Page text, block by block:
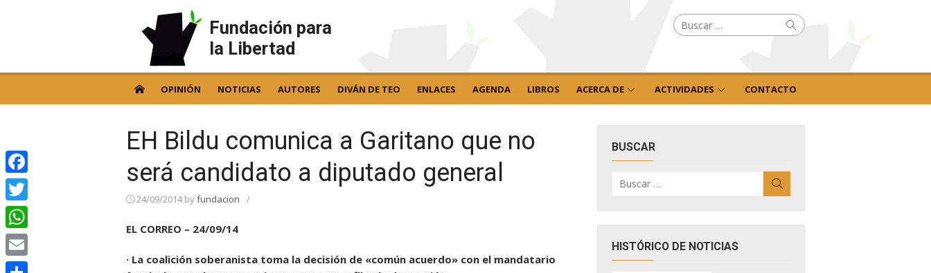
Fundación para
la Libertad
Buscar
por: Buscar
OPINIÓN NOTICIAS AUTORES DIVÁN DE TEO ENLACES AGENDA LIBROS ACERCA DE ACTIVIDADES CONTACTO
EH Bildu comunica a Garitano que no
será candidato a diputado general
24/09/2014byfundacion /
EL CORREO – 24/09/14
· La coalición soberanista toma la decisión de «común acuerdo» con el mandatario
BUSCAR
por:
HISTÓRICO DE NOTICIAS
Facebook
Twitter
WhatsApp
Email